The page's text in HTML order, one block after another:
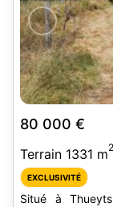
80 000 €
Terrain 1331 m2
EXCLUSIVITÉ
Situé à